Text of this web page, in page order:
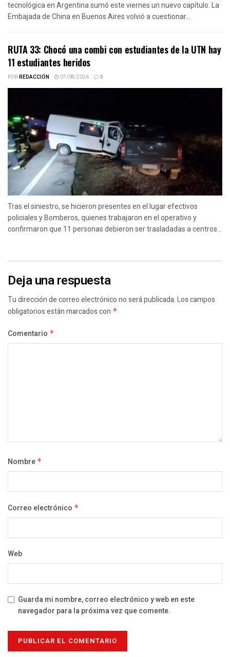
tecnológica en Argentina sumó este viernes un nuevo capítulo. La
Embajada de China en Buenos Aires volvió a cuestionar...
RUTA 33: Chocó una combi con estudiantes de la UTN hay
11 estudiantes heridos
PORREDACCIÓN 07/08/2026 0
Tras el siniestro, se hicieron presentes en el lugar efectivos
policiales y Bomberos, quienes trabajaron en el operativo y
confirmaron que 11 personas debieron ser trasladadas a centros...
Deja una respuesta
Tu dirección de correo electrónico no será publicada.Los campos
obligatorios están marcados con *
Comentario *
Nombre *
Correo electrónico *
Web
Guarda mi nombre, correo electrónico y web en este
navegador para la próxima vez que comente.